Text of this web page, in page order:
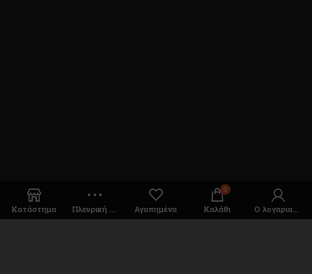
Κατάστημα Πλευρική Στήλη Αγαπημένα
0
Καλάθι Ο λογαριασμός μου